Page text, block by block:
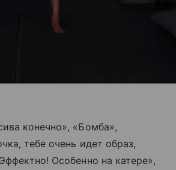
конечно», «Бомба»,
тебе очень идет образ,
Особенно на катере»,